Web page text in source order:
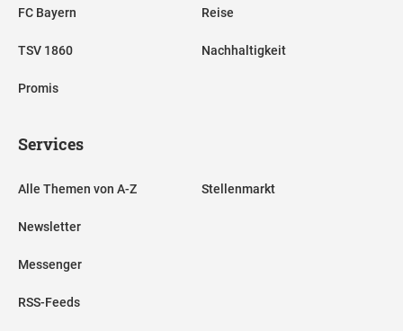
FC Bayern
TSV 1860
Promis
Reise
Nachhaltigkeit
Services
Alle Themen von A-Z
Newsletter
Messenger
RSS-Feeds
Stellenmarkt